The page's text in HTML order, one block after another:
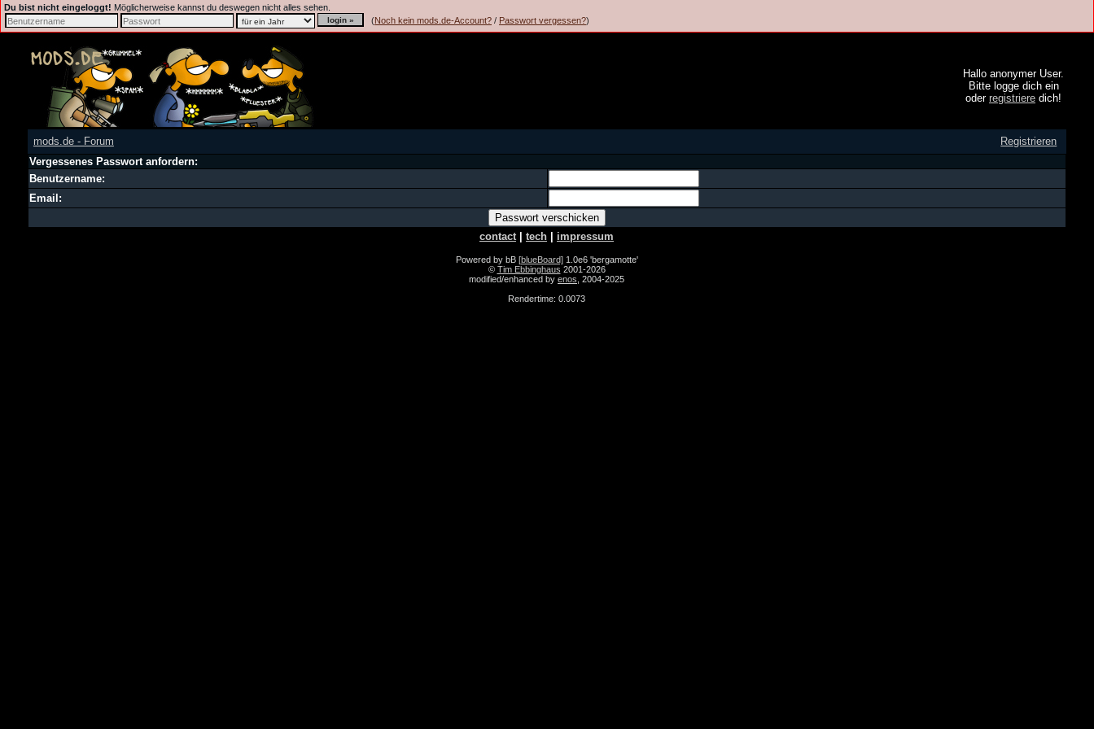
Du bist nicht eingeloggt! Möglicherweise kannst du deswegen nicht alles sehen.
(Noch kein mods.de-Account? / Passwort vergessen?)
Hallo anonymer User.
Bitte logge dich ein
oder registriere dich!
mods.de - Forum
Registrieren
Vergessenes Passwort anfordern:
Benutzername:
Email:
contact| tech impressum
Powered by bB [blueBoard] 1.0e6 'bergamotte'
© Tim Ebbinghaus 2001-2026
modified/enhanced by enos , 2004-2025
Rendertime: 0.0073